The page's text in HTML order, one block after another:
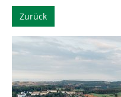
Zurück